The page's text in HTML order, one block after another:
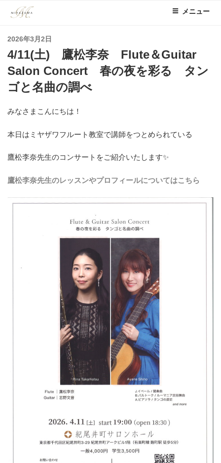
メニュー
投
稿
日:
2026年3月2日
4/11(土) 鷹松李奈 Flute＆Guitar
Salon Concert 春の夜を彩る タン
ゴと名曲の調べ
みなさまこんにちは！
本日はミヤザワフルート教室で講師をつとめられている
鷹松李奈先生のコンサートをご紹介いたします✨
鷹松李奈先生のレッスンやプロフィールについてはこちら